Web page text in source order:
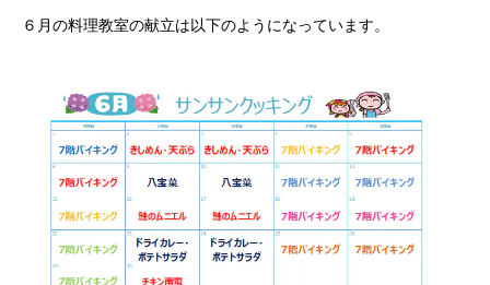
６月の料理教室の献立は以下のようになっています。